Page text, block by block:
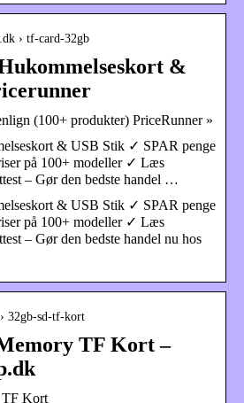
› tf-card-32gb
&
(100+ produkter) PriceRunner »
& USB Stik ✓ SPAR penge
på 100+ modeller ✓ Læs
– Gør den bedste handel …
& USB Stik ✓ SPAR penge
på 100+ modeller ✓ Læs
– Gør den bedste handel nu hos
32gb-sd-tf-kort
TF Kort –
Kort